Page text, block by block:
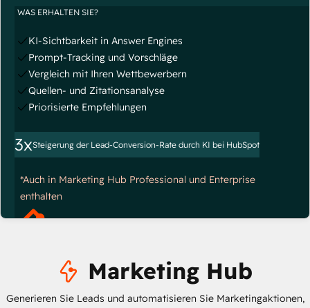
WAS ERHALTEN SIE?
KI-Sichtbarkeit in Answer Engines
Prompt-Tracking und Vorschläge
Vergleich mit Ihren Wettbewerbern
Quellen- und Zitationsanalyse
Priorisierte Empfehlungen
3xSteigerung der Lead-Conversion-Rate durch KI bei HubSpot
*Auch in Marketing Hub Professional und Enterprise
enthalten
Marketing Hub
Generieren Sie Leads und automatisieren Sie Marketingaktionen,